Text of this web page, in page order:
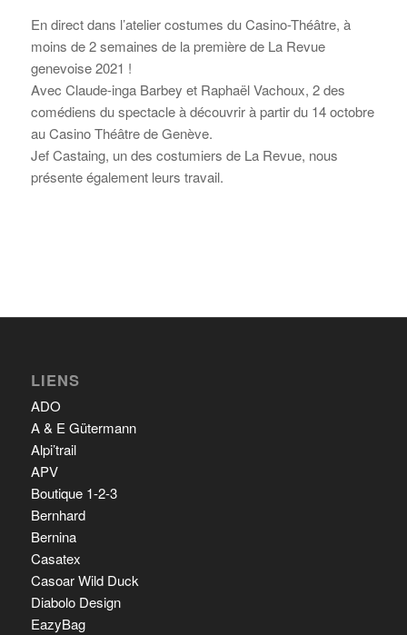
En direct dans l’atelier costumes du Casino-Théâtre, à
moins de 2 semaines de la première de La Revue
genevoise 2021 !
Avec Claude-inga Barbey et Raphaël Vachoux, 2 des
comédiens du spectacle à découvrir à partir du 14 octobre
au Casino Théâtre de Genève.
Jef Castaing, un des costumiers de La Revue, nous
présente également leurs travail.
LIENS
ADO
A & E Gütermann
Alpi’trail
APV
Boutique 1-2-3
Bernhard
Bernina
Casatex
Casoar Wild Duck
Diabolo Design
EazyBag